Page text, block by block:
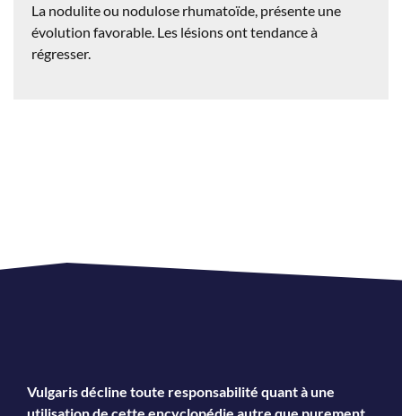
La nodulite ou nodulose rhumatoïde, présente une
évolution favorable. Les lésions ont tendance à
régresser.
Vulgaris décline toute responsabilité quant à une
utilisation de cette encyclopédie autre que purement